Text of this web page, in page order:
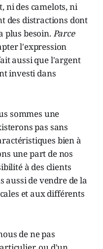
ni des camelots, ni
des distractions dont
plus besoin.Parce
l'expression
aussi que l'argent
investi dans
sommes une
pas sans
bien à
une part de nos
à des clients
aussi de vendre de la
et aux différents
de ne pas